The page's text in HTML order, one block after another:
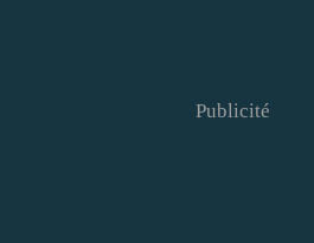
Publicité